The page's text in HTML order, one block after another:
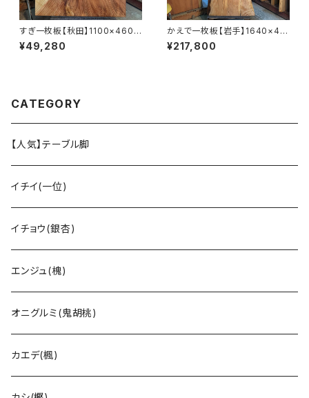
すぎ一枚板【秋田】1100×460~
850×37㎜【オイル塗装 仕上げ
済み】
¥49,280
かえで一枚板【岩手】1640×45
0~660×39㎜【オイル塗装 仕
上げ済み】
¥217,800
CATEGORY
【人気】テーブル脚
イチイ(一位)
イチョウ(銀杏)
エンジュ(槐)
オニグルミ(鬼胡桃)
カエデ(楓)